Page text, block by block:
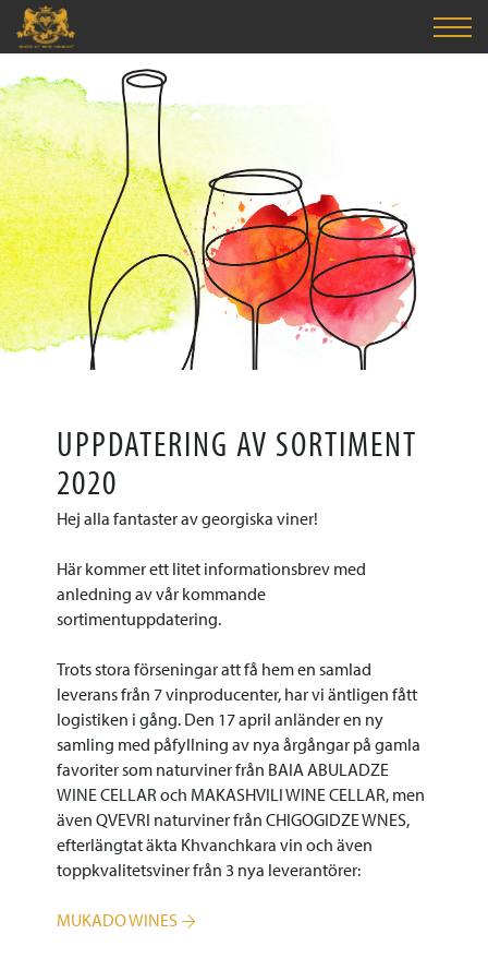
UPPDATERING AV SORTIMENT
2020
Hej alla fantaster av georgiska viner!
Här kommer ett litet informationsbrev med
anledning av vår kommande
sortimentuppdatering.
Trots stora förseningar att få hem en samlad
leverans från 7 vinproducenter, har vi äntligen fått
logistiken i gång. Den 17 april anländer en ny
samling med påfyllning av nya årgångar på gamla
favoriter som naturviner från BAIA ABULADZE
WINE CELLAR och MAKASHVILI WINE CELLAR, men
även QVEVRI naturviner från CHIGOGIDZE WNES,
efterlängtat äkta Khvanchkara vin och även
toppkvalitetsviner från 3 nya leverantörer:
MUKADO WINES